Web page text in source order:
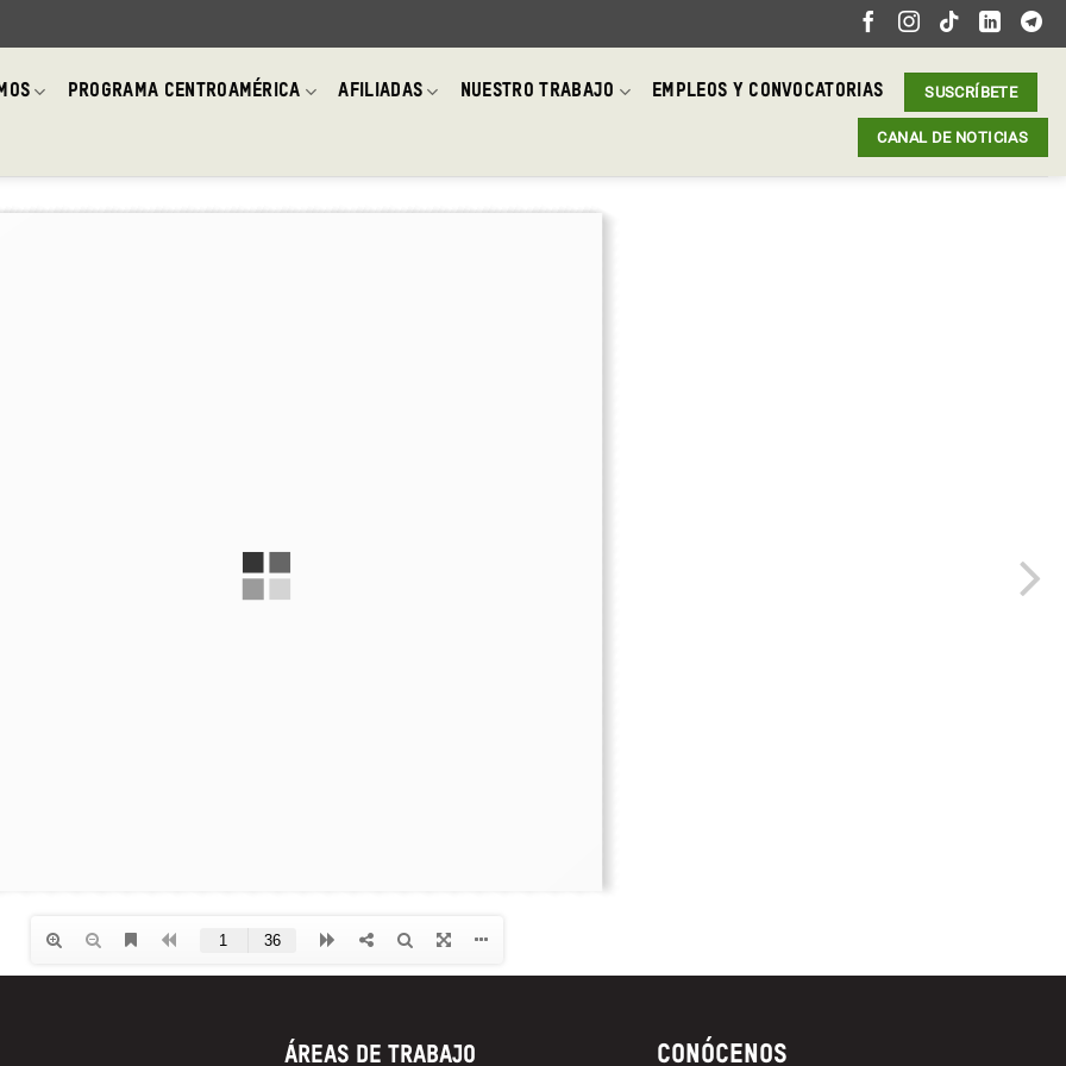
PROGRAMA CENTROAMÉRICA AFILIADAS NUESTRO TRABAJO EMPLEOS Y CONVOCATORIAS SUSCRÍBETE
CANAL DE NOTICIAS
Áreas de trabajo Conócenos